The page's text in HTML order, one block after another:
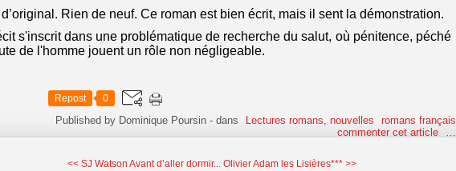
Rien de neuf. Ce roman est bien écrit, mais il sent la démonstration.
s'inscrit dans une problématique de recherche du salut, où pénitence, péché
de l'homme jouent un rôle non négligeable.
Repost 0
Published by Dominique Poursin -dans Lectures romans, nouvelles
romans français
commenter cet article
…
<< SJ Watson Avant d’aller dormir... Olivier Adam les Lisières*** >>